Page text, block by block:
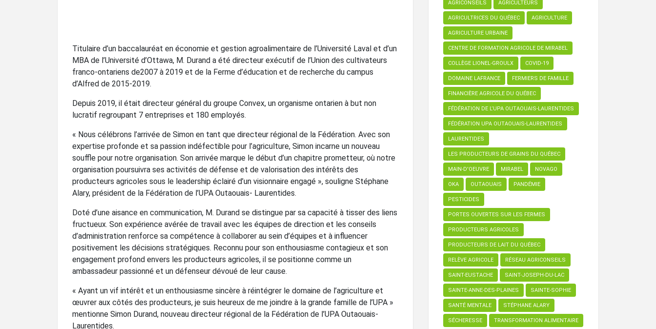
Titulaire d’un baccalauréat en économie et gestion agroalimentaire de l’Université Laval et d’un
MBA de l’Université d’Ottawa, M. Durand a été directeur exécutif de l’Union des cultivateurs
franco-ontariens de2007 à 2019 et de la Ferme d’éducation et de recherche du campus
d’Alfred de 2015-2019.
Depuis 2019, il était directeur général du groupe Convex, un organisme ontarien à but non
lucratif regroupant 7 entreprises et 180 employés.
« Nous célébrons l’arrivée de Simon en tant que directeur régional de la Fédération. Avec son
expertise profonde et sa passion indéfectible pour l’agriculture, Simon incarne un nouveau
souffle pour notre organisation. Son arrivée marque le début d’un chapitre prometteur, où notre
organisation poursuivra ses activités de défense et de valorisation des intérêts des
producteurs agricoles sous le leadership éclairé d’un visionnaire engagé », souligne Stéphane
Alary, président de la Fédération de l’UPA Outaouais- Laurentides.
Doté d’une aisance en communication, M. Durand se distingue par sa capacité à tisser des liens
fructueux. Son expérience avérée de travail avec les équipes de direction et les conseils
d’administration renforce sa compétence à collaborer au sein d’équipes et à influencer
positivement les décisions stratégiques. Reconnu pour son enthousiasme contagieux et son
engagement profond envers les producteurs agricoles, il se positionne comme un
ambassadeur passionné et un défenseur dévoué de leur cause.
« Ayant un vif intérêt et un enthousiasme sincère à réintégrer le domaine de l’agriculture et
œuvrer aux côtés des producteurs, je suis heureux de me joindre à la grande famille de l’UPA »
mentionne Simon Durand, nouveau directeur régional de la Fédération de l’UPA Outaouais-
Laurentides.
AGRICONSEILS AGRICULTEURS
AGRICULTRICES DU QUÉBEC AGRICULTURE
AGRICULTURE URBAINE
CENTRE DE FORMATION AGRICOLE DE MIRABEL
COLLÈGE LIONEL-GROULX COVID-19
DOMAINE LAFRANCE FERMIERS DE FAMILLE
FINANCIÈRE AGRICOLE DU QUÉBEC
FÉDÉRATION DE L’UPA OUTAOUAIS-LAURENTIDES
FÉDÉRATION UPA OUTAOUAIS-LAURENTIDES
LAURENTIDES
LES PRODUCTEURS DE GRAINS DU QUÉBEC
MAIN-D'OEUVRE MIRABEL NOVAGO
OKA OUTAOUAIS PANDÉMIE
PESTICIDES
PORTES OUVERTES SUR LES FERMES
PRODUCTEURS AGRICOLES
PRODUCTEURS DE LAIT DU QUÉBEC
RELÈVE AGRICOLE RÉSEAU AGRICONSEILS
SAINT-EUSTACHE SAINT-JOSEPH-DU-LAC
SAINTE-ANNE-DES-PLAINES SAINTE-SOPHIE
SANTÉ MENTALE STÉPHANE ALARY
SÉCHERESSE TRANSFORMATION ALIMENTAIRE